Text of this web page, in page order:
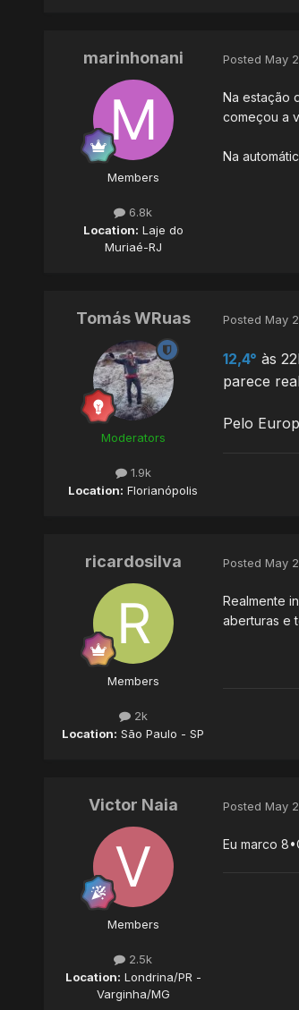
marinhonani
Members
6.8k
Location: Laje do
Muriaé-RJ
Posted May
Na estação
começou a
Na
Tomás WRuas
Moderators
1.9k
Location: Florianópolis
Posted May
12,4° às
parece
Pelo
ricardosilva
Members
2k
Location: São Paulo - SP
Posted May
Realmente
aberturas e
Victor Naia
Members
2.5k
Location: Londrina/PR -
Varginha/MG
Posted May
Eu marco